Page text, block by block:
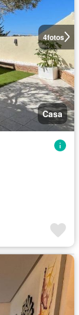
4fotos
Casa